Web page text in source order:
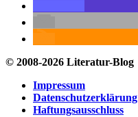
© 2008-2026 Literatur-Blog
Impressum
Datenschutzerklärung
Haftungsausschluss